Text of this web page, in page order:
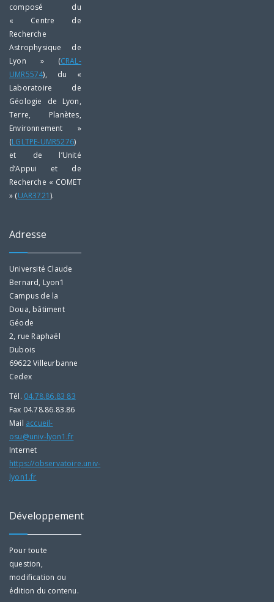
composé du
« Centre de
Recherche
Astrophysique de
Lyon » (CRAL-
UMR5574), du «
Laboratoire de
Géologie de Lyon,
Terre, Planètes,
Environnement »
(LGLTPE-UMR5276)
et de l’Unité
d’Appui et de
Recherche « COMET
» (UAR3721).
Adresse
Université Claude
Bernard, Lyon1
Campus de la
Doua, bâtiment
Géode
2, rue Raphaël
Dubois
69622 Villeurbanne
Cedex
Tél. 04.78.86.83 83
Fax 04.78.86.83.86
Mail accueil-
osu@univ-lyon1.fr
Internet
https://observatoire.univ-
lyon1.fr
Développement
Pour toute
question,
modification ou
édition du contenu.